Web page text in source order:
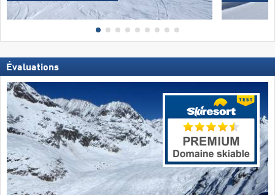
Évaluations